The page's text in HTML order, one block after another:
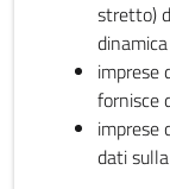
stretto)
imprese
fornisce
imprese
dati